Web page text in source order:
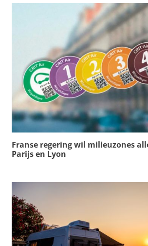
Franse regering wil milieuzones
Parijs en Lyon